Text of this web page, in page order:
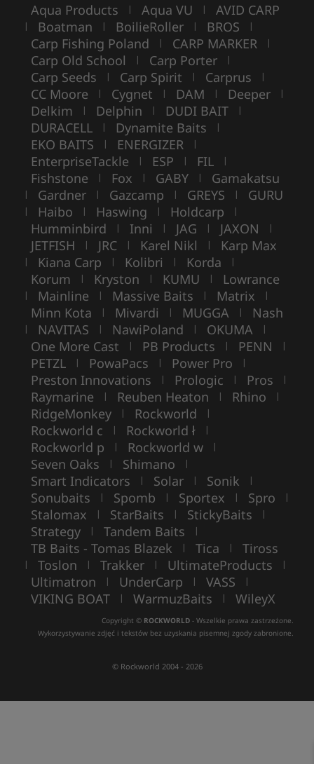
Aqua Products | Aqua VU | AVID CARP
| Boatman | BoilieRoller | BROS |
Carp Fishing Poland | CARP MARKER |
Carp Old School | Carp Porter |
Carp Seeds | Carp Spirit | Carprus |
CC Moore | Cygnet | DAM | Deeper |
Delkim | Delphin | DUDI BAIT |
DURACELL | Dynamite Baits |
EKO BAITS | ENERGIZER |
EnterpriseTackle | ESP | FIL |
Fishstone | Fox | GABY | Gamakatsu
| Gardner | Gazcamp | GREYS | GURU
| Haibo | Haswing | Holdcarp |
Humminbird | Inni | JAG | JAXON |
JETFISH | JRC | Karel Nikl | Karp Max
| Kiana Carp | Kolibri | Korda |
Korum | Kryston | KUMU | Lowrance
| Mainline | Massive Baits | Matrix |
Minn Kota | Mivardi | MUGGA | Nash
| NAVITAS | NawiPoland | OKUMA |
One More Cast | PB Products | PENN |
PETZL | PowaPacs | Power Pro |
Preston Innovations | Prologic | Pros |
Raymarine | Reuben Heaton | Rhino |
RidgeMonkey | Rockworld |
Rockworld c | Rockworld ł |
Rockworld p | Rockworld w |
Seven Oaks | Shimano |
Smart Indicators | Solar | Sonik |
Sonubaits | Spomb | Sportex | Spro |
Stalomax | StarBaits | StickyBaits |
Strategy | Tandem Baits |
TB Baits - Tomas Blazek | Tica | Tiross
| Toslon | Trakker | UltimateProducts |
Ultimatron | UnderCarp | VASS |
VIKING BOAT | WarmuzBaits | WileyX
Copyright © ROCKWORLD - Wszelkie prawa zastrzeżone.
Wykorzystywanie zdjęć i tekstów bez uzyskania pisemnej zgody zabronione.
© Rockworld 2004 - 2026